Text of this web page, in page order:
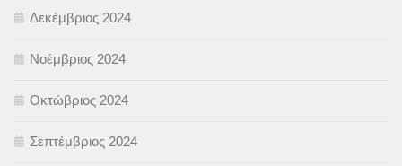
Δεκέμβριος 2024
Νοέμβριος 2024
Οκτώβριος 2024
Σεπτέμβριος 2024